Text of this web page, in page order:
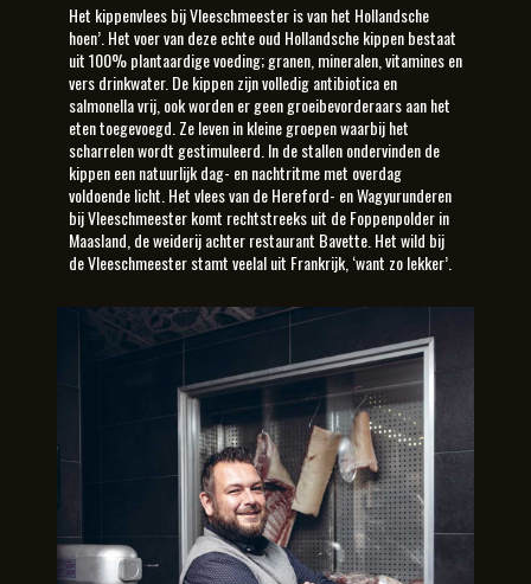
Het kippenvlees bij Vleeschmeester is van het Hollandsche
hoen’. Het voer van deze echte oud Hollandsche kippen bestaat
uit 100% plantaardige voeding; granen, mineralen, vitamines en
vers drinkwater. De kippen zijn volledig antibiotica en
salmonella vrij, ook worden er geen groeibevorderaars aan het
eten toegevoegd. Ze leven in kleine groepen waarbij het
scharrelen wordt gestimuleerd. In de stallen ondervinden de
kippen een natuurlijk dag- en nachtritme met overdag
voldoende licht. Het vlees van de Hereford- en Wagyurunderen
bij Vleeschmeester komt rechtstreeks uit de Foppenpolder in
Maasland, de weiderij achter restaurant Bavette. Het wild bij
de Vleeschmeester stamt veelal uit Frankrijk, ‘want zo lekker’.